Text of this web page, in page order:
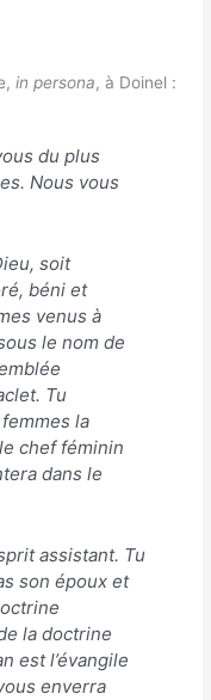
in persona, à Doinel :
du plus
Nous vous
soit
béni et
venus à
le nom de
Tu
la
chef féminin
dans le
assistant. Tu
son époux et
la doctrine
est l’évangile
enverra